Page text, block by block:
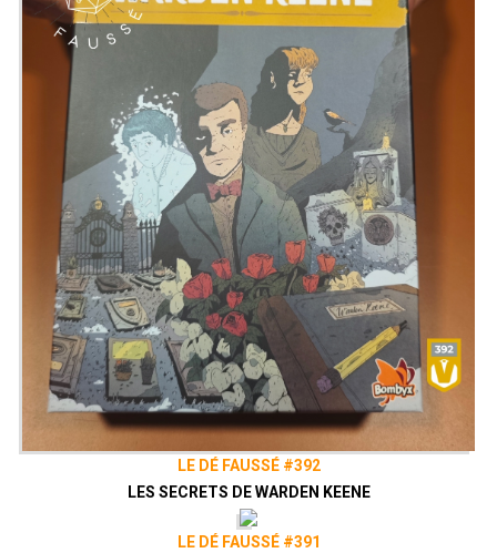
LE DÉ FAUSSÉ #392
LES SECRETS DE WARDEN KEENE
LE DÉ FAUSSÉ #391